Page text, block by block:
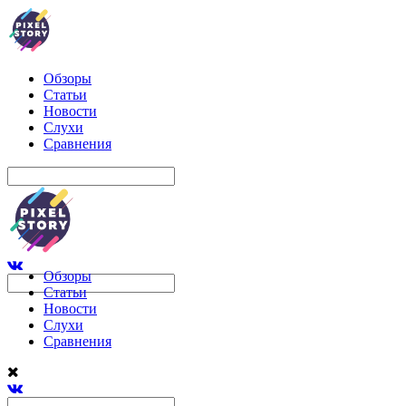
Обзоры
Статьи
Новости
Слухи
Сравнения
Обзоры
Статьи
Новости
Слухи
Сравнения